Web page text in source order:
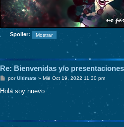
Spoiler:
Re: Bienvenidas y/o presentaciones
M
n
s
porUltimate» Mié Oct 19, 2022 11:30 pm
Hola soy nuevo